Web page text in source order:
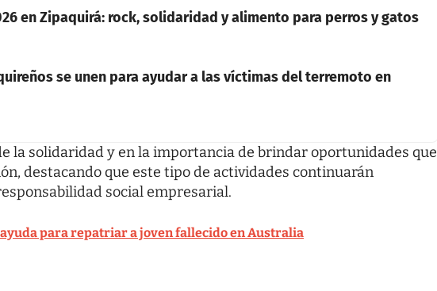
en Zipaquirá: rock, solidaridad y alimento para perros y gatos
se unen para ayudar a las víctimas del terremoto en
la solidaridad y en la importancia de brindar oportunidades que
destacando que este tipo de actividades continuarán
social empresarial.
para repatriar a joven fallecido en Australia